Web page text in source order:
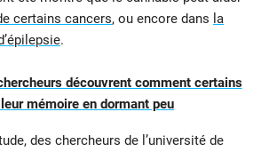
certains cancers, ou encore dans la
.
découvrent comment certains
mémoire en dormant peu
des chercheurs de l’université de